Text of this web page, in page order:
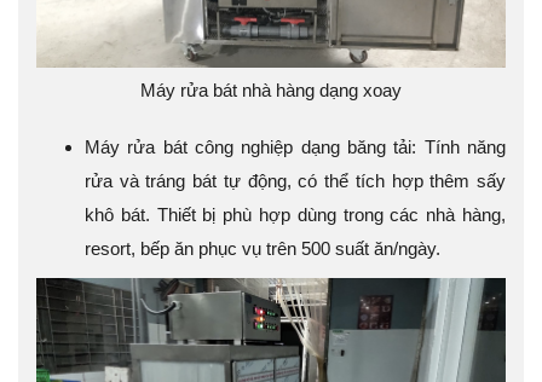
Máy rửa bát nhà hàng dạng xoay
Máy rửa bát công nghiệp dạng băng tải: Tính năng
rửa và tráng bát tự động, có thể tích hợp thêm sấy
khô bát. Thiết bị phù hợp dùng trong các nhà hàng,
resort, bếp ăn phục vụ trên 500 suất ăn/ngày.